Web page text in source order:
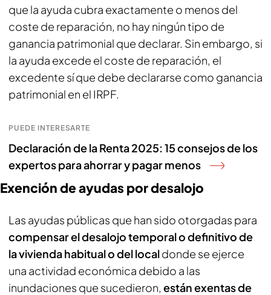
que la ayuda cubra exactamente o menos del
coste de reparación, no hay ningún tipo de
ganancia patrimonial que declarar. Sin embargo, si
la ayuda excede el coste de reparación, el
excedente sí que debe declararse como ganancia
patrimonial en el IRPF.
PUEDE INTERESARTE
Declaración de la Renta 2025: 15 consejos de los
expertos para ahorrar y pagar menos
Exención de ayudas por desalojo
Las ayudas públicas que han sido otorgadas para
compensar el desalojo temporal o definitivo de
la vivienda habitual o del localdonde se ejerce
una actividad económica debido a las
inundaciones que sucedieron, están exentas de